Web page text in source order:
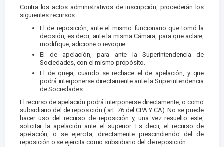
Contra los actos administrativos de inscripción, procederán los
siguientes recursos:
El de reposición, ante el mismo funcionario que tomó la
decisión, es decir, ante la misma Cámara, para que aclare,
modifique, adicione o revoque.
El de apelación, para ante la Superintendencia de
Sociedades, con el mismo propósito.
El de queja, cuando se rechace el de apelación, y que
podrá interponerse directamente ante la Superintendencia
de Sociedades.
El recurso de apelación podrá interponerse directamente, o como
subsidiario del de reposición ( art. 76 del CPA Y CA). No se puede
hacer uso del recurso de reposición y, una vez resuelto este,
solicitar la apelación ante el superior. Es decir, el recurso de
apelación, o se ejercita, directamente prescindiendo del de
reposición o se ejercita como subsidiario del de reposición.